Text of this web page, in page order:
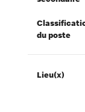
du poste
Lieu(x)